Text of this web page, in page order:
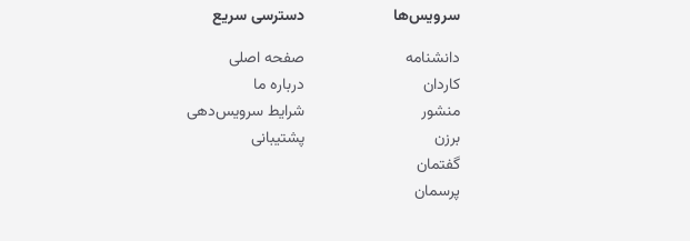
سرویس‌ها
دانشنامه
کاردان
منشور
برزن
گفتمان
پرسمان
دسترسی سریع
صفحه اصلی
درباره ما
شرایط سرویس‌دهی
پشتیبانی